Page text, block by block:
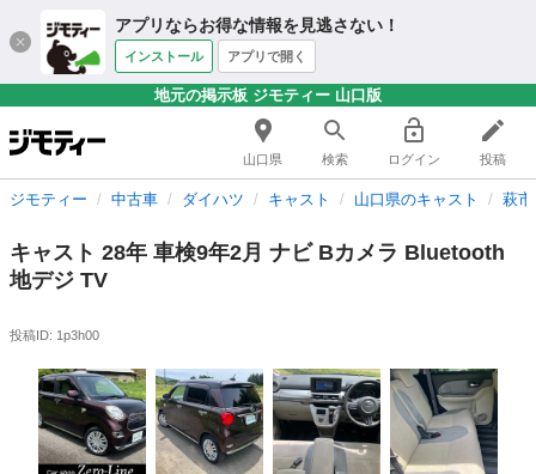
アプリならお得な情報を見逃さない！
インストール アプリで開く
地元の掲示板 ジモティー 山口版
山口県 検索 ログイン 投稿
ジモティー 中古車 ダイハツ キャスト 山口県のキャスト 萩
キャスト 28年 車検9年2月 ナビ Bカメラ Bluetooth
地デジ TV
投稿ID: 1p3h00